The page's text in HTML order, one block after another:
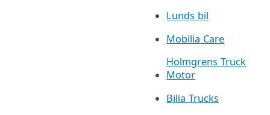
Lunds bil
Mobilia Care
Holmgrens Truck
Motor
Bilia Trucks